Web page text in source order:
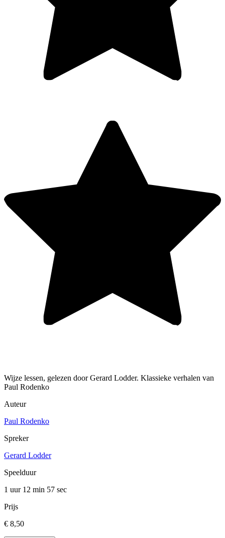
Wijze lessen, gelezen door Gerard Lodder. Klassieke verhalen van
Paul Rodenko
Auteur
Paul Rodenko
Spreker
Gerard Lodder
Speelduur
1 uur 12 min 57 sec
Prijs
€ 8,50